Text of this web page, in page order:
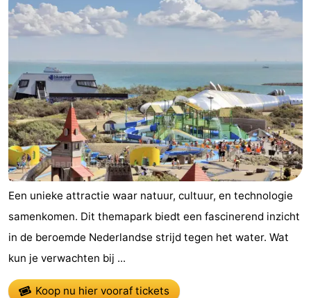
Een unieke attractie waar natuur, cultuur, en technologie
samenkomen. Dit themapark biedt een fascinerend inzicht
in de beroemde Nederlandse strijd tegen het water. Wat
kun je verwachten bij ...
Koop nu hier vooraf tickets